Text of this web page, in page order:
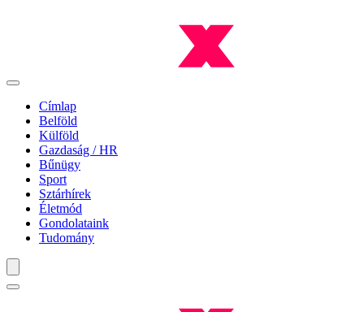
Címlap
Belföld
Külföld
Gazdaság / HR
Bűnügy
Sport
Sztárhírek
Életmód
Gondolataink
Tudomány